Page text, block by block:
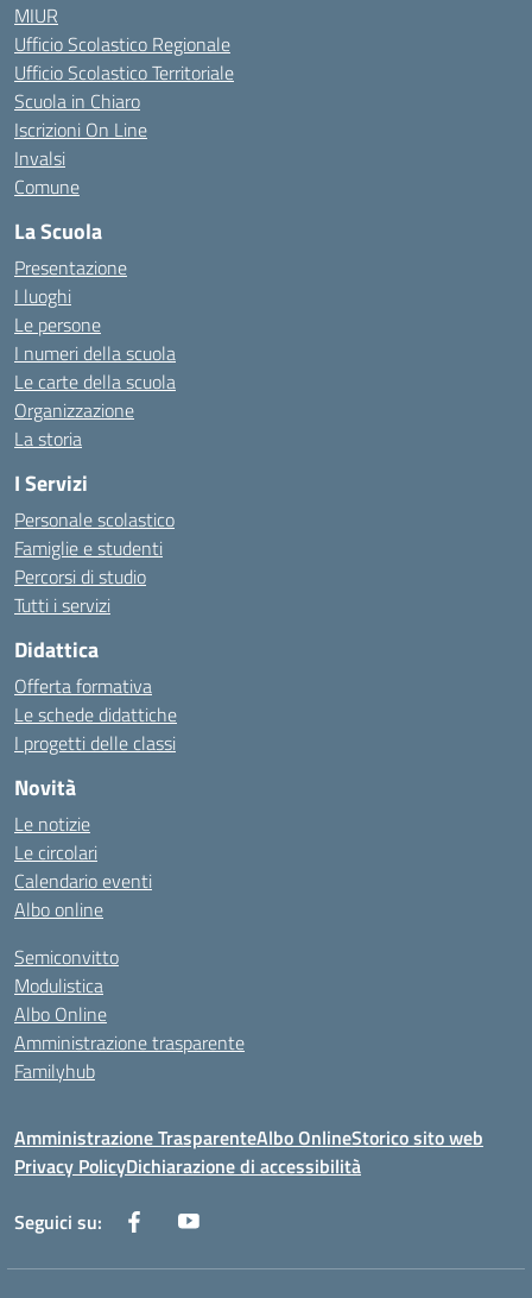
MIUR
Ufficio Scolastico Regionale
Ufficio Scolastico Territoriale
Scuola in Chiaro
Iscrizioni On Line
Invalsi
Comune
La Scuola
Presentazione
I luoghi
Le persone
I numeri della scuola
Le carte della scuola
Organizzazione
La storia
I Servizi
Personale scolastico
Famiglie e studenti
Percorsi di studio
Tutti i servizi
Didattica
Offerta formativa
Le schede didattiche
I progetti delle classi
Novità
Le notizie
Le circolari
Calendario eventi
Albo online
Semiconvitto
Modulistica
Albo Online
Amministrazione trasparente
Familyhub
Amministrazione TrasparenteAlbo OnlineStorico sito web
Privacy PolicyDichiarazione di accessibilità
Seguici su: